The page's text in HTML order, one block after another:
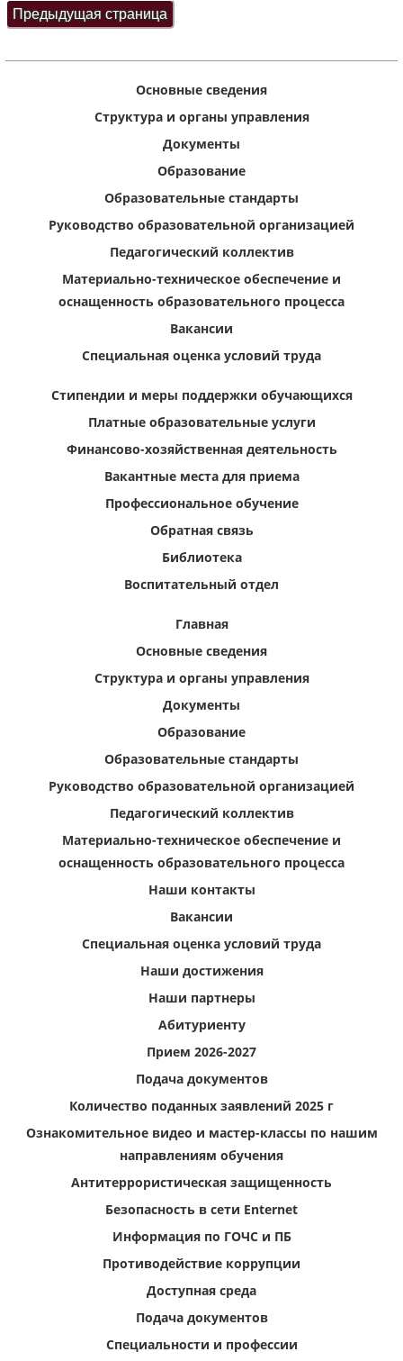
Основные сведения
Структура и органы управления
Документы
Образование
Образовательные стандарты
Руководство образовательной организацией
Педагогический коллектив
Материально-техническое обеспечение и
оснащенность образовательного процесса
Вакансии
Специальная оценка условий труда
Стипендии и меры поддержки обучающихся
Платные образовательные услуги
Финансово-хозяйственная деятельность
Вакантные места для приема
Профессиональное обучение
Обратная связь
Библиотека
Воспитательный отдел
Главная
Основные сведения
Структура и органы управления
Документы
Образование
Образовательные стандарты
Руководство образовательной организацией
Педагогический коллектив
Материально-техническое обеспечение и
оснащенность образовательного процесса
Наши контакты
Вакансии
Специальная оценка условий труда
Наши достижения
Наши партнеры
Абитуриенту
Прием 2026-2027
Подача документов
Количество поданных заявлений 2025 г
Ознакомительное видео и мастер-классы по нашим
направлениям обучения
Антитеррористическая защищенность
Безопасность в сети Enternet
Информация по ГОЧС и ПБ
Противодействие коррупции
Доступная среда
Подача документов
Специальности и профессии